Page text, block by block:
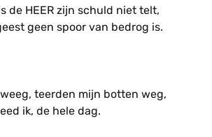
de HEER zijn schuld niet telt,
geen spoor van bedrog is.
teerden mijn botten weg,
ik, de hele dag.